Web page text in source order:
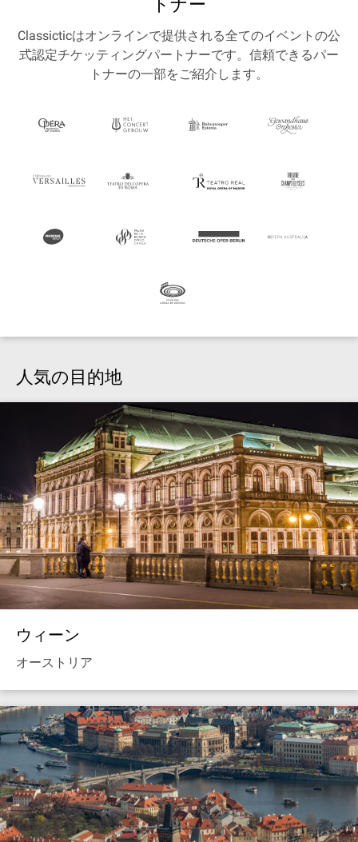
トナー
Classicticはオンラインで提供される全てのイベントの公
式認定チケッティングパートナーです。信頼できるパー
トナーの一部をご紹介します。
人気の目的地
ウィーン
オーストリア